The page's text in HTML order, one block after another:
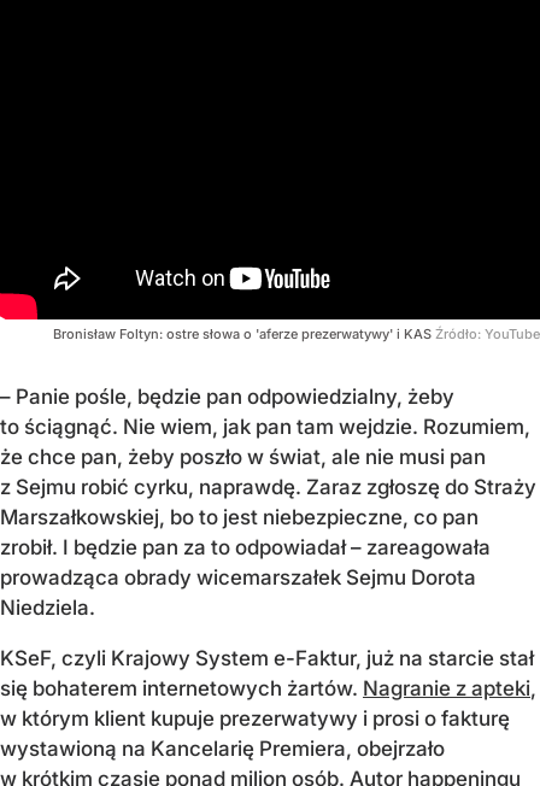
Bronisław Foltyn: ostre słowa o 'aferze prezerwatywy' i KAS Źródło: YouTube
– Panie pośle, będzie pan odpowiedzialny, żeby
to ściągnąć. Nie wiem, jak pan tam wejdzie. Rozumiem,
że chce pan, żeby poszło w świat, ale nie musi pan
z Sejmu robić cyrku, naprawdę. Zaraz zgłoszę do Straży
Marszałkowskiej, bo to jest niebezpieczne, co pan
zrobił. I będzie pan za to odpowiadał – zareagowała
prowadząca obrady wicemarszałek Sejmu Dorota
Niedziela.
KSeF, czyli Krajowy System e-Faktur, już na starcie stał
się bohaterem internetowych żartów. Nagranie z apteki,
w którym klient kupuje prezerwatywy i prosi o fakturę
wystawioną na Kancelarię Premiera, obejrzało
w krótkim czasie ponad milion osób. Autor happeningu